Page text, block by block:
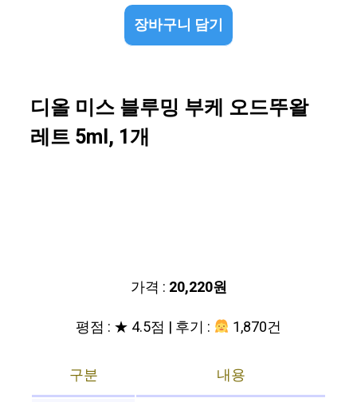
장바구니 담기
디올 미스 블루밍 부케 오드뚜왈
레트 5ml, 1개
가격 : 20,220원
평점 : ★ 4.5점 | 후기 :
1,870건
구분
내용